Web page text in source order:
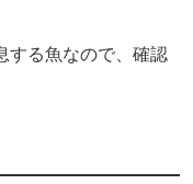
する魚なので、確認